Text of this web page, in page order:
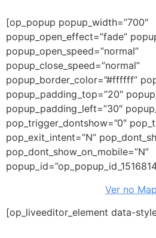
[op_popup popup_width=”700″
popup_open_effect=”fade”
popup_open_speed=”normal”
popup_close_speed=”normal”
popup_border_color=”#ffffff”
popup_padding_top=”20″
popup_padding_left=”30″
pop_trigger_dontshow=”0″
pop_exit_intent=”N”
pop_dont_show_on_mobile=”N”
Ver no
[op_liveeditor_element data-